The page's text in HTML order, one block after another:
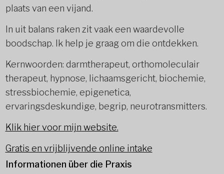
plaats van een vijand.
In uit balans raken zit vaak een waardevolle
boodschap. Ik help je graag om die ontdekken.
Kernwoorden: darmtherapeut, orthomoleculair
therapeut, hypnose, lichaamsgericht, biochemie,
stressbiochemie, epigenetica,
ervaringsdeskundige, begrip, neurotransmitters.
Klik hier voor mijn website.
Gratis en vrijblijvende online intake
Informationen über die Praxis